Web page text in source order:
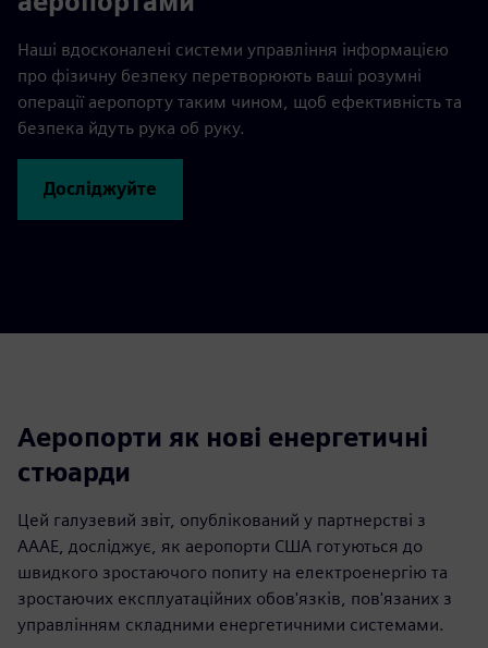
Наші вдосконалені системи управління інформацією
про фізичну безпеку перетворюють ваші розумні
операції аеропорту таким чином, щоб ефективність та
безпека йдуть рука об руку.
Досліджуйте
Аеропорти як нові енергетичні
стюарди
Цей галузевий звіт, опублікований у партнерстві з
AAAE, досліджує, як аеропорти США готуються до
швидкого зростаючого попиту на електроенергію та
зростаючих експлуатаційних обов'язків, пов'язаних з
управлінням складними енергетичними системами.